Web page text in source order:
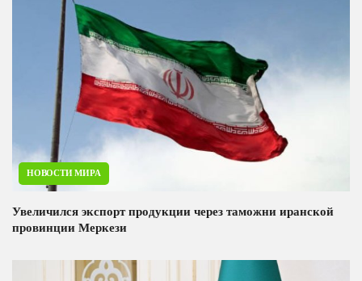
НОВОСТИ МИРА
Увеличился экспорт продукции через таможни иранской
провинции Меркези